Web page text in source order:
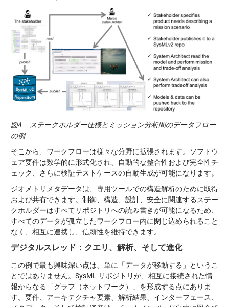
図4 – ステークホルダー仕様とミッション分析間のデータフロー
の例
そこから、ワークフローは様々な分野に拡張されます。ソフトウ
ェア要件は数学的に形式化され、自動的な整合性および完全性チ
ェック、さらに検証テストケースの自動生成が可能になります。
ジオメトリメタデータは、専用ツールでの構造解析のために取得
および共有できます。制御、構造、設計、安全に関連するステー
クホルダーはすべてリポジトリへの読み書きが可能になるため、
すべてのデータが孤立したワークフロー内に閉じ込められること
なく、相互に連携し、信頼性を維持できます。
デジタルスレッド：クエリ、解析、そして進化
この例で最も興味深い点は、単に「データが移動する」というこ
とではありません。SysML リポジトリが、相互に接続された情
報からなる「グラフ（ネットワーク）」を形成する点にありま
す。要件、アーキテクチャ要素、解析結果、インターフェース、